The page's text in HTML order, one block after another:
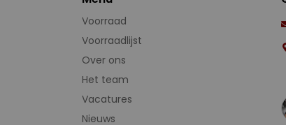
Voorraad
Voorraadlijst
Over ons
Het team
Vacatures
Nieuws